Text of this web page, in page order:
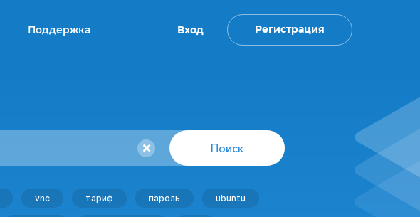
Поддержка Вход Регистрация
Поиск
vnc тариф пароль ubuntu